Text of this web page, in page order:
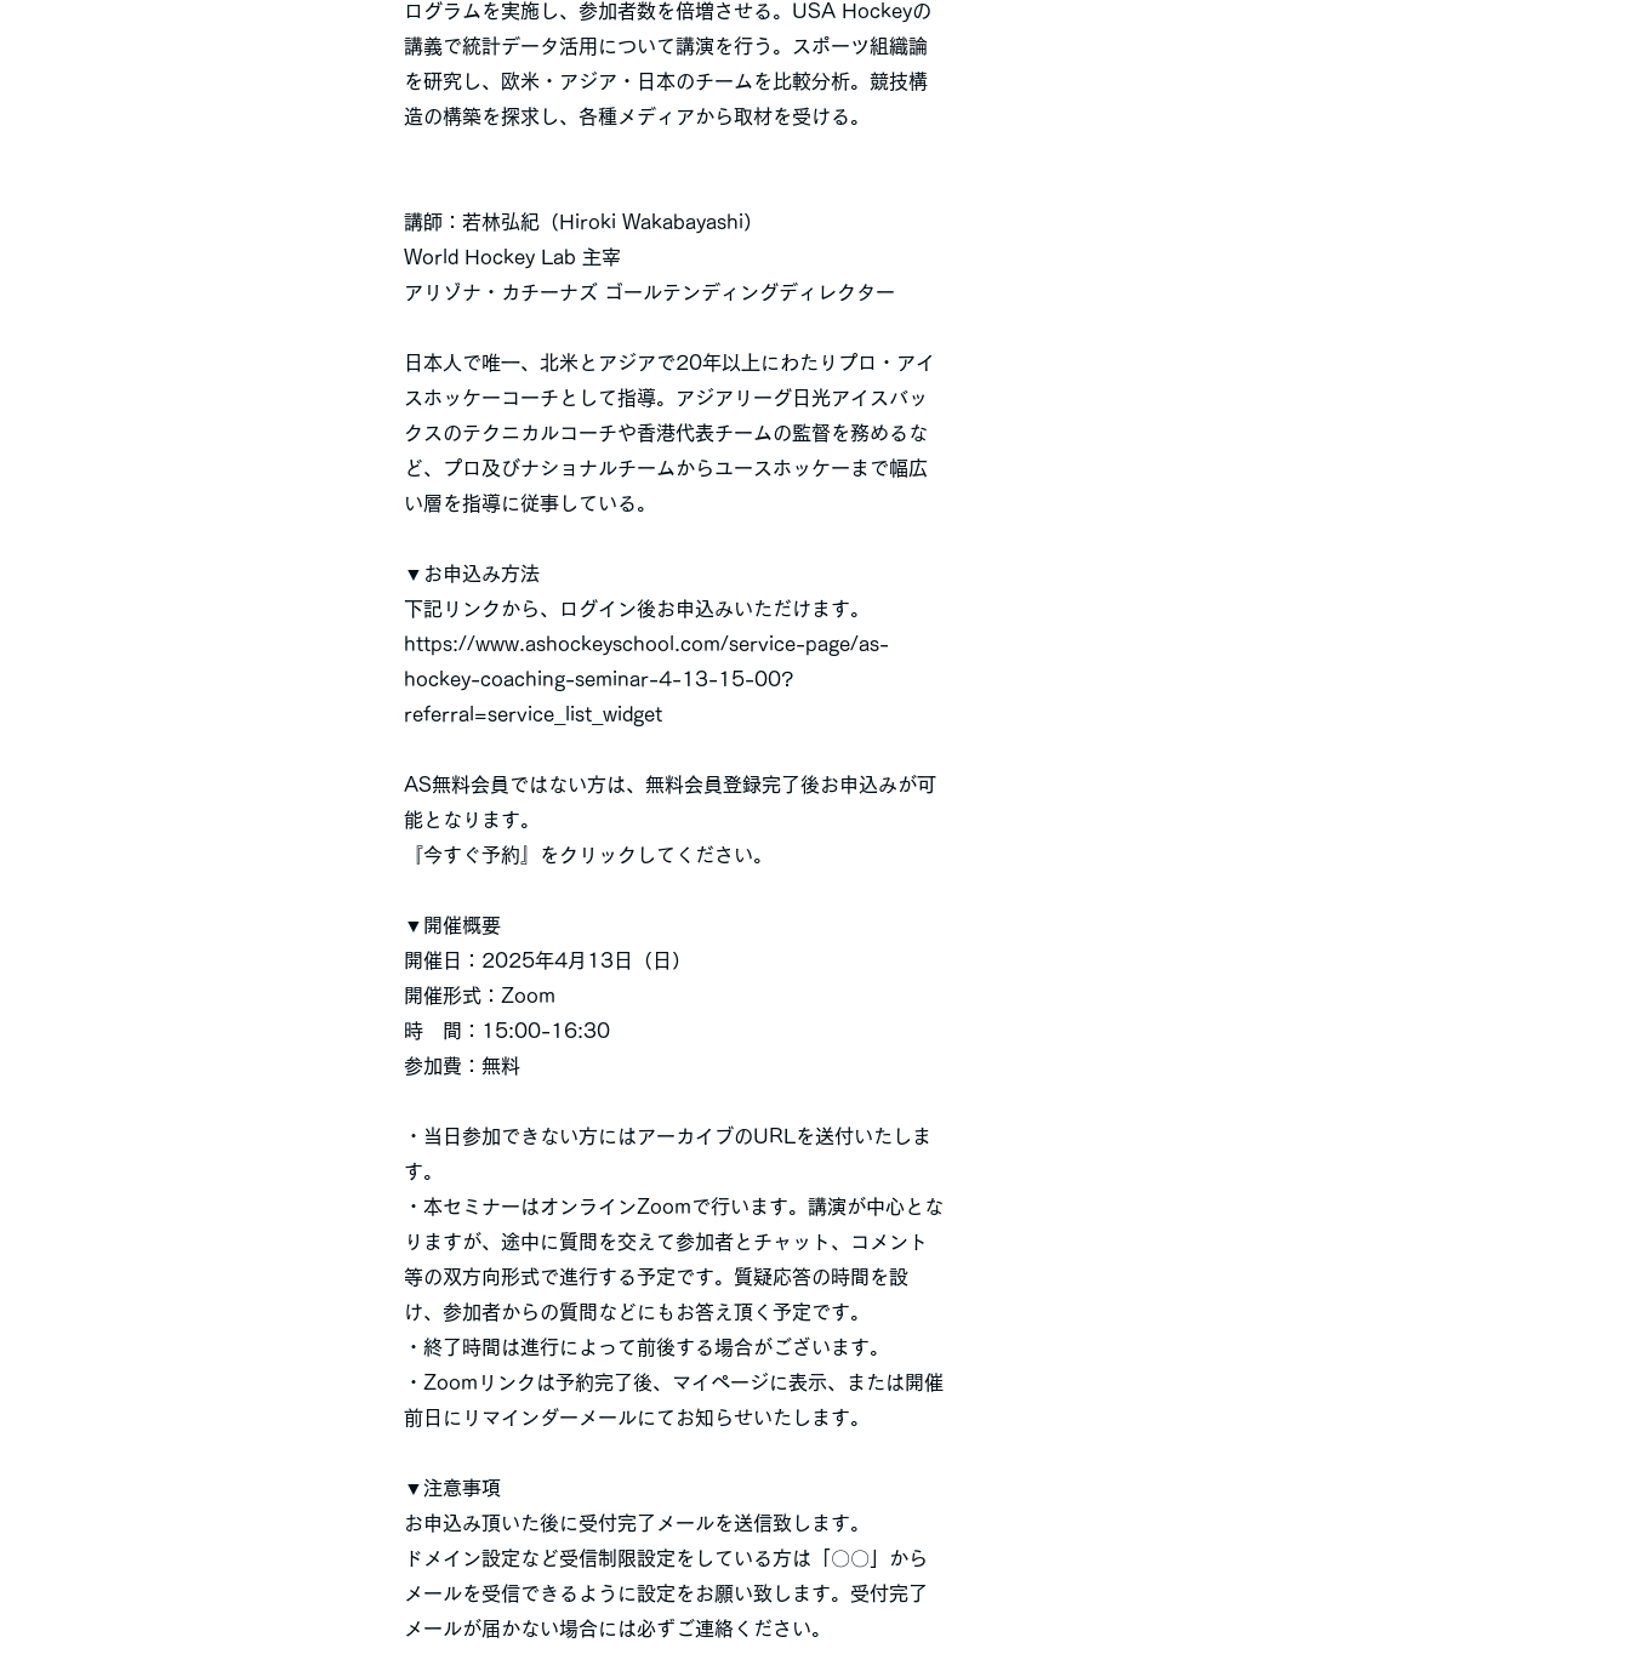
ログラムを実施し、参加者数を倍増させる。USA Hockeyの
講義で統計データ活用について講演を行う。スポーツ組織論
を研究し、欧米・アジア・日本のチームを比較分析。競技構
造の構築を探求し、各種メディアから取材を受ける。
講師：若林弘紀（Hiroki Wakabayashi）
World Hockey Lab 主宰
アリゾナ・カチーナズ ゴールテンディングディレクター
日本人で唯一、北米とアジアで20年以上にわたりプロ・アイ
スホッケーコーチとして指導。アジアリーグ日光アイスバッ
クスのテクニカルコーチや香港代表チームの監督を務めるな
ど、プロ及びナショナルチームからユースホッケーまで幅広
い層を指導に従事している。
▼お申込み方法
下記リンクから、ログイン後お申込みいただけます。
https://www.ashockeyschool.com/service-page/as-
hockey-coaching-seminar-4-13-15-00?
referral=service_list_widget
AS無料会員ではない方は、無料会員登録完了後お申込みが可
能となります。
『今すぐ予約』をクリックしてください。
▼開催概要
開催日：2025年4月13日（日）
開催形式：Zoom
時 間：15:00-16:30
参加費：無料
・当日参加できない方にはアーカイブのURLを送付いたしま
す。
・本セミナーはオンラインZoomで行います。講演が中心とな
りますが、途中に質問を交えて参加者とチャット、コメント
等の双方向形式で進行する予定です。質疑応答の時間を設
け、参加者からの質問などにもお答え頂く予定です。
・終了時間は進行によって前後する場合がございます。
・Zoomリンクは予約完了後、マイページに表示、または開催
前日にリマインダーメールにてお知らせいたします。
▼注意事項
お申込み頂いた後に受付完了メールを送信致します。
ドメイン設定など受信制限設定をしている方は「〇〇」から
メールを受信できるように設定をお願い致します。受付完了
メールが届かない場合には必ずご連絡ください。